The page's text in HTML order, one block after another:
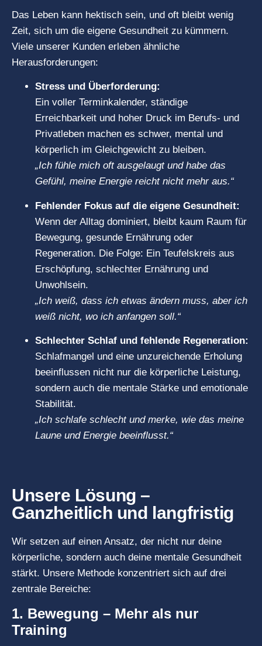
Das Leben kann hektisch sein, und oft bleibt wenig
Zeit, sich um die eigene Gesundheit zu kümmern.
Viele unserer Kunden erleben ähnliche
Herausforderungen:
Stress und Überforderung:
Ein voller Terminkalender, ständige
Erreichbarkeit und hoher Druck im Berufs- und
Privatleben machen es schwer, mental und
körperlich im Gleichgewicht zu bleiben.
„Ich fühle mich oft ausgelaugt und habe das
Gefühl, meine Energie reicht nicht mehr aus.“
Fehlender Fokus auf die eigene Gesundheit:
Wenn der Alltag dominiert, bleibt kaum Raum für
Bewegung, gesunde Ernährung oder
Regeneration. Die Folge: Ein Teufelskreis aus
Erschöpfung, schlechter Ernährung und
Unwohlsein.
„Ich weiß, dass ich etwas ändern muss, aber ich
weiß nicht, wo ich anfangen soll.“
Schlechter Schlaf und fehlende Regeneration:
Schlafmangel und eine unzureichende Erholung
beeinflussen nicht nur die körperliche Leistung,
sondern auch die mentale Stärke und emotionale
Stabilität.
„Ich schlafe schlecht und merke, wie das meine
Laune und Energie beeinflusst.“
Unsere Lösung –
Ganzheitlich und langfristig
Wir setzen auf einen Ansatz, der nicht nur deine
körperliche, sondern auch deine mentale Gesundheit
stärkt. Unsere Methode konzentriert sich auf drei
zentrale Bereiche:
1. Bewegung – Mehr als nur
Training